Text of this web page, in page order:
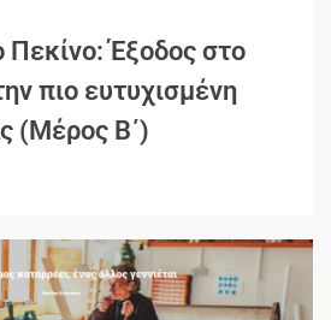
Έξοδος στο
πιο ευτυχισμένη
(Μέρος Β΄)